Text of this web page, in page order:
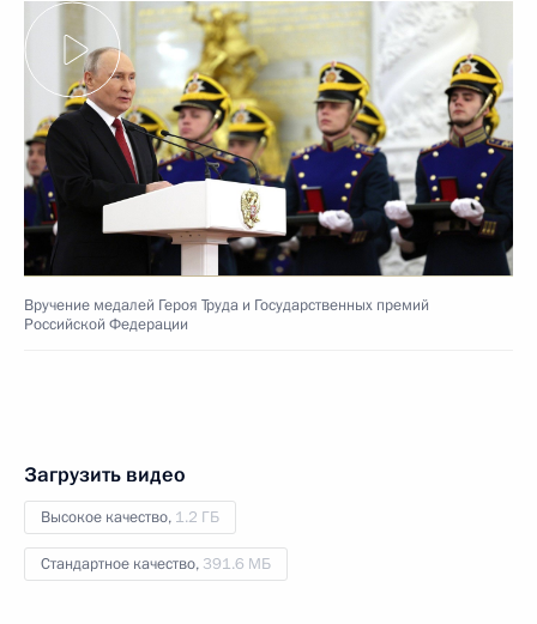
Вручение медалей Героя Труда и Государственных премий
Российской Федерации
Загрузить видео
Высокое качество, 1.2 ГБ
Стандартное качество, 391.6 МБ